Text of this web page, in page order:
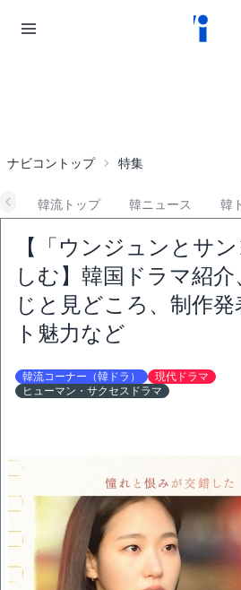
ナビコントップ 特集
韓流トップ 韓ニュース 韓
【「ウンジュンとサ
しむ】韓国ドラマ紹
じと見どころ、制作
ト魅力など
韓流コーナー（韓ドラ）
現代ドラマ
ヒューマン・サクセスドラマ